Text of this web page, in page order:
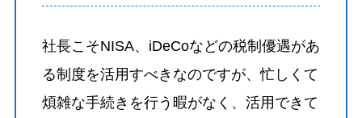
社長こそNISA、iDeCoなどの税制優遇があ
る制度を活用すべきなのですが、忙しくて
煩雑な手続きを行う暇がなく、活用できて